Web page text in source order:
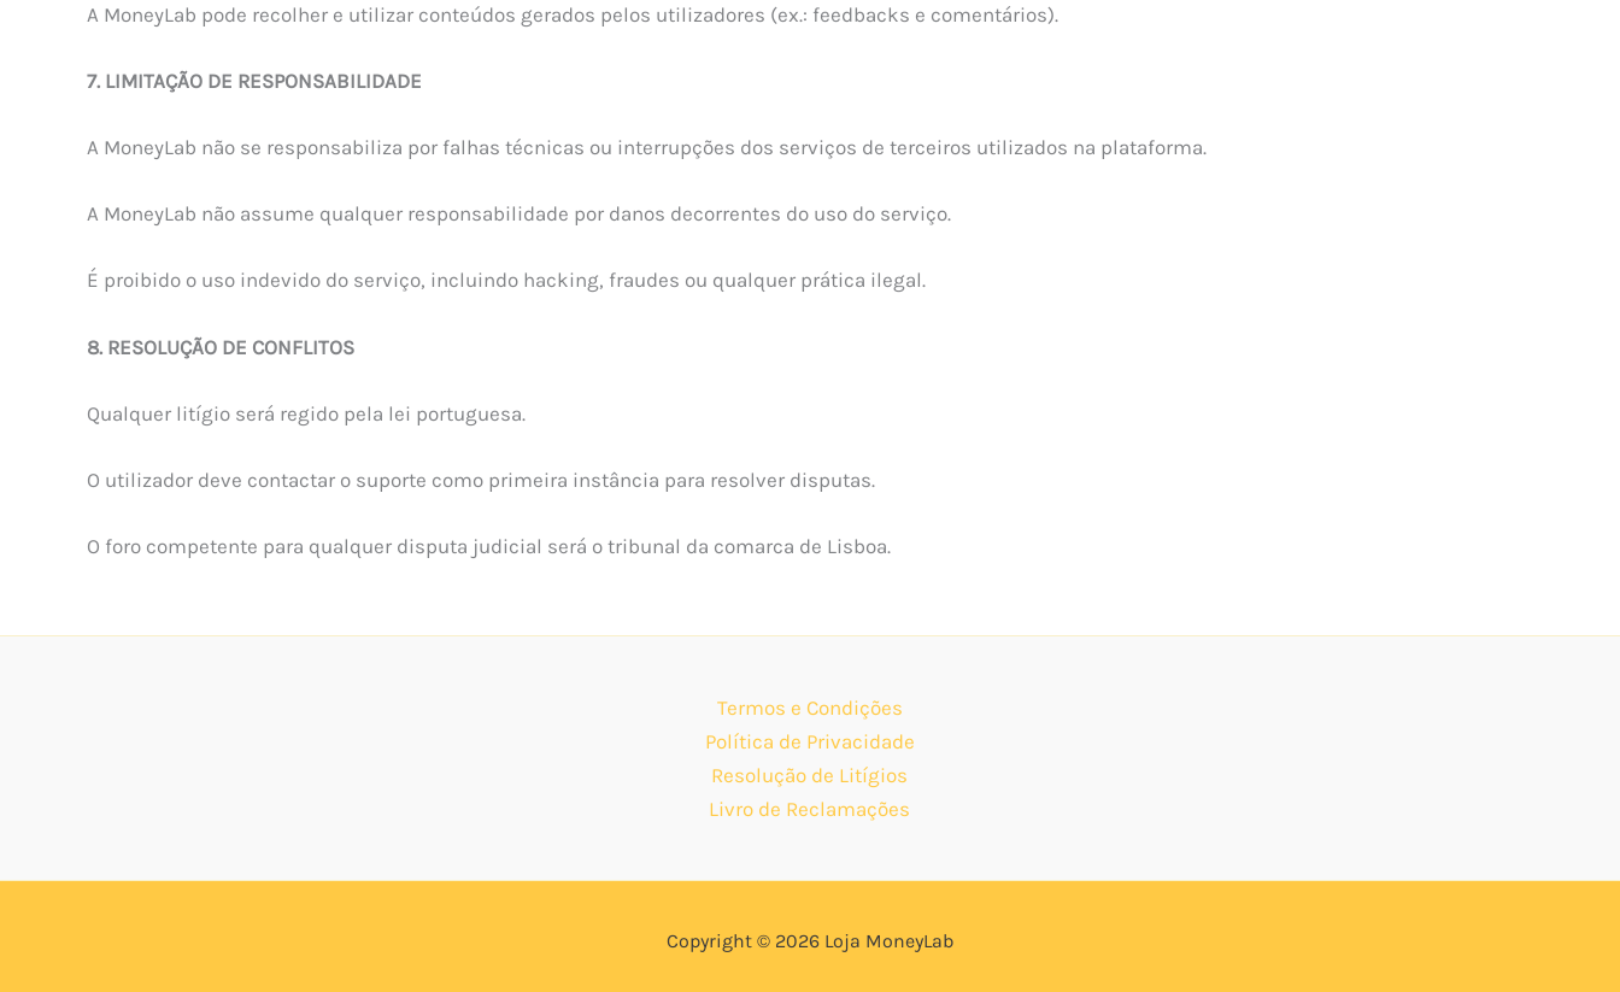
A MoneyLab pode recolher e utilizar conteúdos gerados pelos utilizadores (ex.: feedbacks e comentários).
7. LIMITAÇÃO DE RESPONSABILIDADE
A MoneyLab não se responsabiliza por falhas técnicas ou interrupções dos serviços de terceiros utilizados na plataforma.
A MoneyLab não assume qualquer responsabilidade por danos decorrentes do uso do serviço.
É proibido o uso indevido do serviço, incluindo hacking, fraudes ou qualquer prática ilegal.
8. RESOLUÇÃO DE CONFLITOS
Qualquer litígio será regido pela lei portuguesa.
O utilizador deve contactar o suporte como primeira instância para resolver disputas.
O foro competente para qualquer disputa judicial será o tribunal da comarca de Lisboa.
Termos e Condições
Política de Privacidade
Resolução de Litígios
Livro de Reclamações
Copyright © 2026 Loja MoneyLab